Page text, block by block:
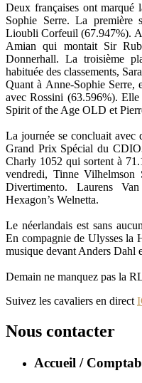
Deux françaises ont marqué
Sophie Serre. La première
Lioubli Corfeuil (67.947%). A
Amian qui montait Sir
Donnerhall. La troisième
habituée des classements,
Quant à Anne-Sophie
avec Rossini (63.596%). Elle
Spirit of the Age OLD et
La journée se concluait avec
Grand Prix Spécial du
Charly 1052 qui sortent à
vendredi, Tinne Vilhelmson
Divertimento. Laurens
Hexagon’s Welnetta.
Le néerlandais est sans
En compagnie de Ulysses la
musique devant Anders Dahl
Demain ne manquez pas la
Suivez les cavaliers en direct
Nous contacter
Accueil /